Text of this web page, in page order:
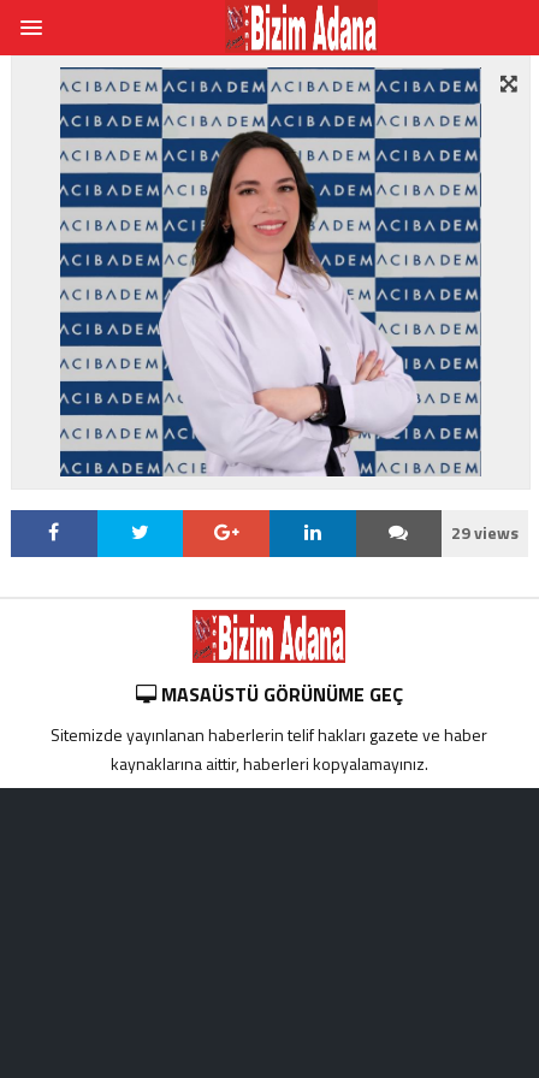
29 views
MASAÜSTÜ GÖRÜNÜME GEÇ
Sitemizde yayınlanan haberlerin telif hakları gazete ve haber
kaynaklarına aittir, haberleri kopyalamayınız.